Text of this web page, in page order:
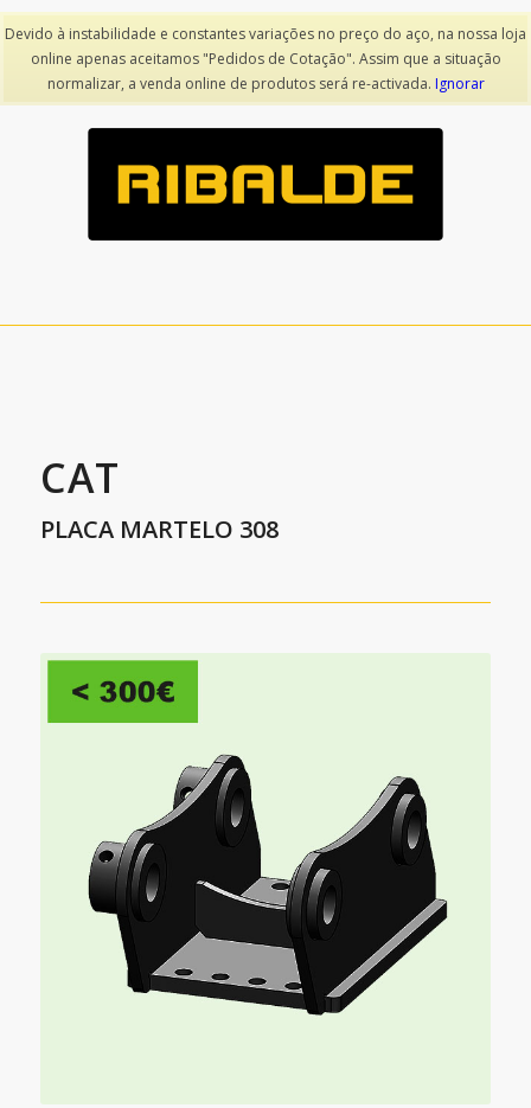
Devido à instabilidade e constantes variações no preço do aço, na nossa loja
online apenas aceitamos "Pedidos de Cotação". Assim que a situação
normalizar, a venda online de produtos será re-activada. Ignorar
voltar
CAT
PLACA MARTELO 308